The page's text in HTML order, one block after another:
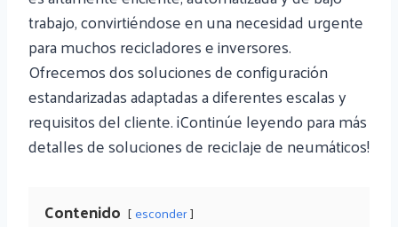
trabajo, convirtiéndose en una necesidad urgente
para muchos recicladores e inversores.
Ofrecemos dos soluciones de configuración
estandarizadas adaptadas a diferentes escalas y
requisitos del cliente. ¡Continúe leyendo para más
detalles de soluciones de reciclaje de neumáticos!
Contenido esconder